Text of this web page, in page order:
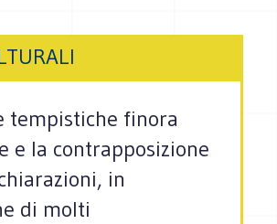
tempistiche finora
e la contrapposizione
in
di molti